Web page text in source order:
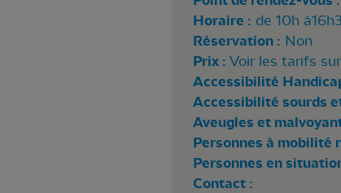
Horaire : de 10h
Réservation : Non
Prix : Voir les tarifs
Accessibilité
Accessibilité sourds
Aveugles et
Personnes à mobilité
Personnes en
Contact :